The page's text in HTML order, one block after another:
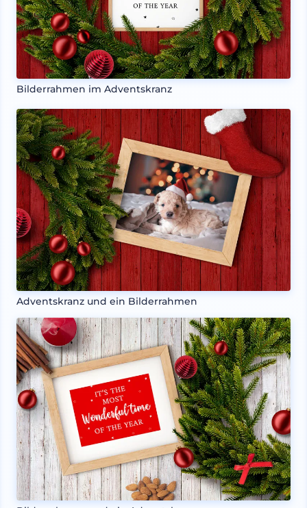
Bilderrahmen im Adventskranz
Adventskranz und ein Bilderrahmen